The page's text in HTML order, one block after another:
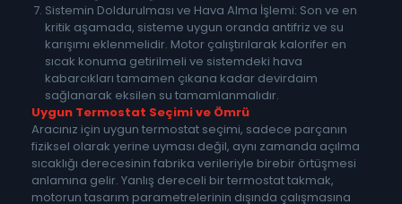
Sistemin Doldurulması ve Hava Alma İşlemi: Son ve en
kritik aşamada, sisteme uygun oranda antifriz ve su
karışımı eklenmelidir. Motor çalıştırılarak kalorifer en
sıcak konuma getirilmeli ve sistemdeki hava
kabarcıkları tamamen çıkana kadar devirdaim
sağlanarak eksilen su tamamlanmalıdır.
Uygun Termostat Seçimi ve Ömrü
Aracınız için uygun termostat seçimi, sadece parçanın
fiziksel olarak yerine uyması değil, aynı zamanda açılma
sıcaklığı derecesinin fabrika verileriyle birebir örtüşmesi
anlamına gelir. Yanlış dereceli bir termostat takmak,
motorun tasarım parametrelerinin dışında çalışmasına